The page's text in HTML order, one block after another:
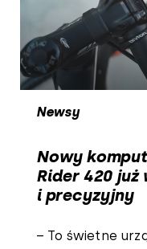
Newsy
Nowy
Rider 420 już
i precyzyjny
– To świetne